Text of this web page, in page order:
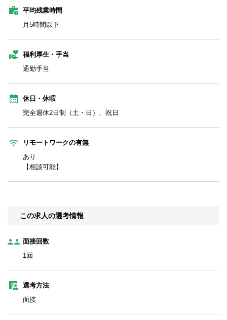
平均残業時間
月5時間以下
福利厚生・手当
通勤手当
休日・休暇
完全週休2日制（土・日）、祝日
リモートワークの有無
あり
【相談可能】
この求人の選考情報
面接回数
1回
選考方法
面接